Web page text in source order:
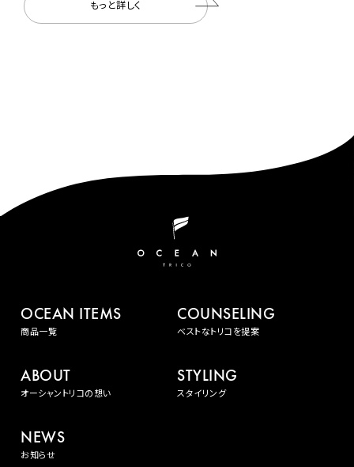
もっと詳しく
OCEAN ITEMS
商品一覧
COUNSELING
ベストなトリコを提案
ABOUT
オーシャントリコの想い
STYLING
スタイリング
NEWS
お知らせ